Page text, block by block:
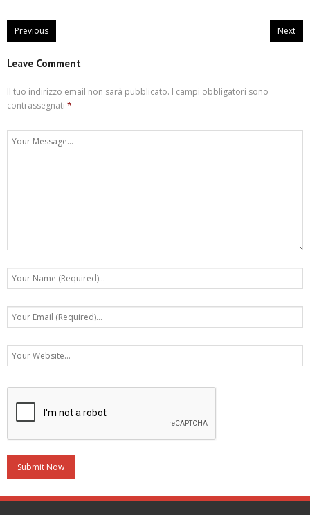
Previous Next
Leave Comment
Il tuo indirizzo email non sarà pubblicato. I campi obbligatori sono
contrassegnati *